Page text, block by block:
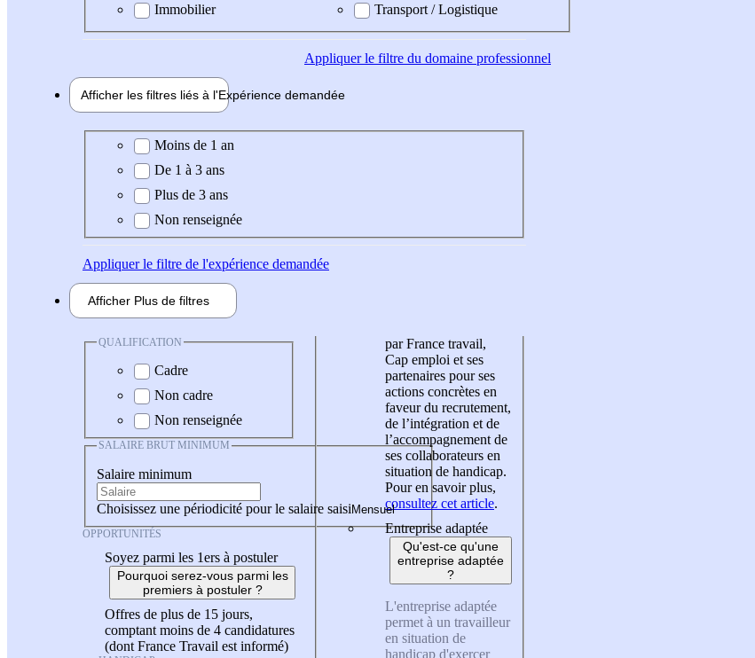
Immobilier
Transport / Logistique
Appliquerle filtre du domaine professionnel
Afficher les filtres liés à l'Expérience demandée
Expérience demandée
Moins de 1 an
De 1 à 3 ans
Plus de 3 ans
Non renseignée
Appliquerle filtre de l'expérience demandée
Afficher Plus de filtres
QUALIFICATION
Cadre
Non cadre
Non renseignée
SALAIRE BRUT MINIMUM
Salaire minimum
Choisissez une périodicité pour le salaire saisi
OPPORTUNITÉS
Soyez parmi les 1ers à postuler
Pourquoi serez-vous parmi les
premiers à postuler ?
Offres de plus de 15 jours,
comptant moins de 4 candidatures
(dont France Travail est informé)
par France travail,
Cap emploi et ses
partenaires pour ses
actions concrètes en
faveur du recrutement,
de l’intégration et de
l’accompagnement de
ses collaborateurs en
situation de handicap.
Pour en savoir plus,
consultez cet article.
Entreprise adaptée
Qu'est-ce qu'une
entreprise adaptée
?
L'entreprise adaptée
permet à un travailleur
en situation de
handicap d'exercer